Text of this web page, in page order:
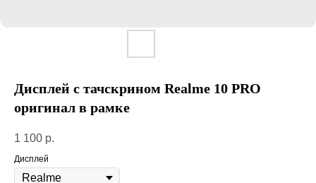
Дисплей с тачскрином Realme 10 PRO
оригинал в рамке
1 100 р.
Дисплей